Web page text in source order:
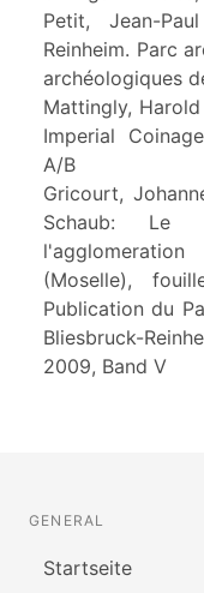
Petit, Jean-
Reinheim. Parc
archéologiques
Mattingly,
Imperial
A/B
Gricourt,
Schaub: Le
(Moselle),
Publication du
Bliesbruck-
2009, Band V
GENERAL
Startseite